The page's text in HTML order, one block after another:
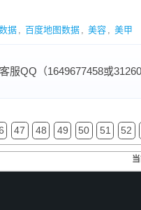
据 , 百度地图数据 , 美容 , 美甲
QQ（1649677458或
47 48 49 50 51 52